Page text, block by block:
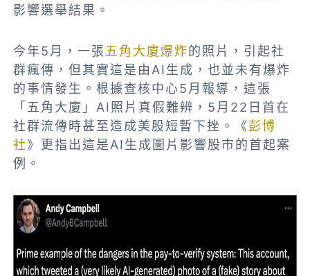
影響選舉結果。
今年5月，一張五角大廈爆炸的照片，引起社
群瘋傳，但其實這是由AI生成，也並未有爆炸
的事情發生。根據查核中心5月報導，這張
「五角大廈」AI照片真假難辨，5月22日首在
社群流傳時甚至造成美股短暫下挫。《彭博
社》更指出這是AI生成圖片影響股市的首起案
例。